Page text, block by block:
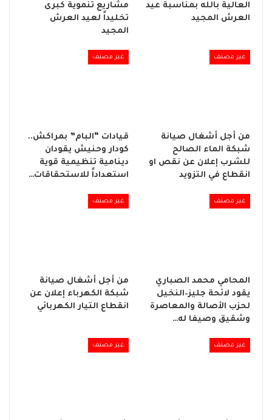
العالية بالله بمناسبة عيد
العرش المجيد
مشاريع تنموية كبرى
تخليداً لعيد العرش
المجيد
غير مصنف
من أجل أشغال صيانة
شبكة الماء الصالح
للشرب إعلان عن نقص او
انقطاع في التزويد
غير مصنف
قيادات “البام” بمراكش..
كودار وحنيش يقودان
دينامية تنظيمية قوية
استعداداً للاستحقاقات…
غير مصنف
المحامي محمد الصباري
يقود لائحة جليز–النخيل
لحزب الأصالة والمعاصرة
وشقيق وصيفا له…
غير مصنف
من أجل أشغال صيانة
شبكة الكهرباء إعلان عن
انقطاع التيار الكهربائي
غير مصنف غير مصنف